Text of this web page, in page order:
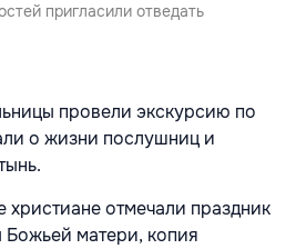
пригласили отведать
провели экскурсию по
о жизни послушниц и
отмечали праздник
матери, копия